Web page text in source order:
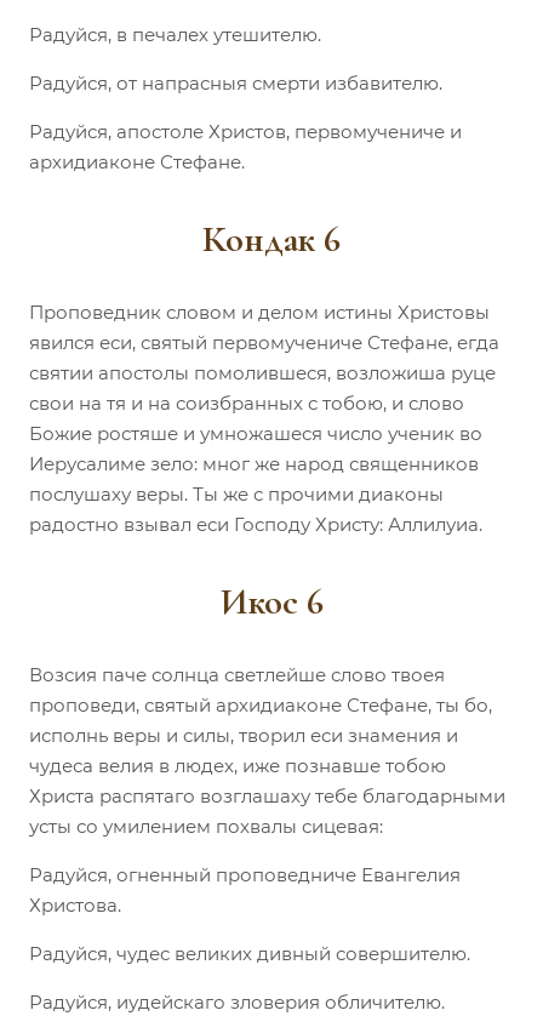
Радуйся, в печалех утешителю.
Радуйся, от напрасныя смерти избавителю.
Радуйся, апостоле Христов, первомучениче и
архидиаконе Стефане.
Кондак 6
Проповедник словом и делом истины Христовы
явился еси, святый первомучениче Стефане, егда
святии апостолы помолившеся, возложиша руце
свои на тя и на соизбранных с тобою, и слово
Божие ростяше и умножашеся число ученик во
Иерусалиме зело: мног же народ священников
послушаху веры. Ты же с прочими диаконы
радостно взывал еси Господу Христу: Аллилуиа.
Икос 6
Возсия паче солнца светлейше слово твоея
проповеди, святый архидиаконе Стефане, ты бо,
исполнь веры и силы, творил еси знамения и
чудеса велия в людех, иже познавше тобою
Христа распятаго возглашаху тебе благодарными
усты со умилением похвалы сицевая:
Радуйся, огненный проповедниче Евангелия
Христова.
Радуйся, чудес великих дивный совершителю.
Радуйся, иудейскаго зловерия обличителю.